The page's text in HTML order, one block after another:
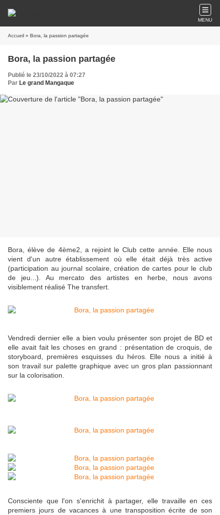
MENU
Accueil » Bora, la passion partagée
Bora, la passion partagée
Publié le 23/10/2022 à 07:27
Par Le grand Mangaque
Bora, élève de 4ème2, a rejoint le Club cette année. Elle nous
vient d'un autre établissement où elle était déjà très active
(participation au journal scolaire, création de cartes pour le club
de jeu...). Au mercato des artistes en herbe, nous avons
visiblement réalisé The transfert.
Vendredi dernier elle a bien voulu présenter son projet de BD et
elle avait fait les choses en grand : présentation de croquis, de
storyboard, premières esquisses du héros. Elle nous a initié à
son travail sur palette graphique avec un gros plan passionnant
sur la colorisation.
Consciente que l'on s'enrichit à partager, elle travaille en ces
premiers jours de vacances à une transposition écrite de son